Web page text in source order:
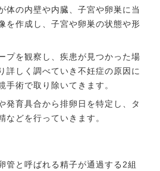
体の内壁や内臓、子宮や卵巣に当
を作成し、子宮や卵巣の状態や形
プを観察し、疾患が見つかった場
詳しく調べていき不妊症の原因に
手術で取り除いてきます。
発育具合から排卵日を特定し、タ
などを行っていきます。
管と呼ばれる精子が通過する2組